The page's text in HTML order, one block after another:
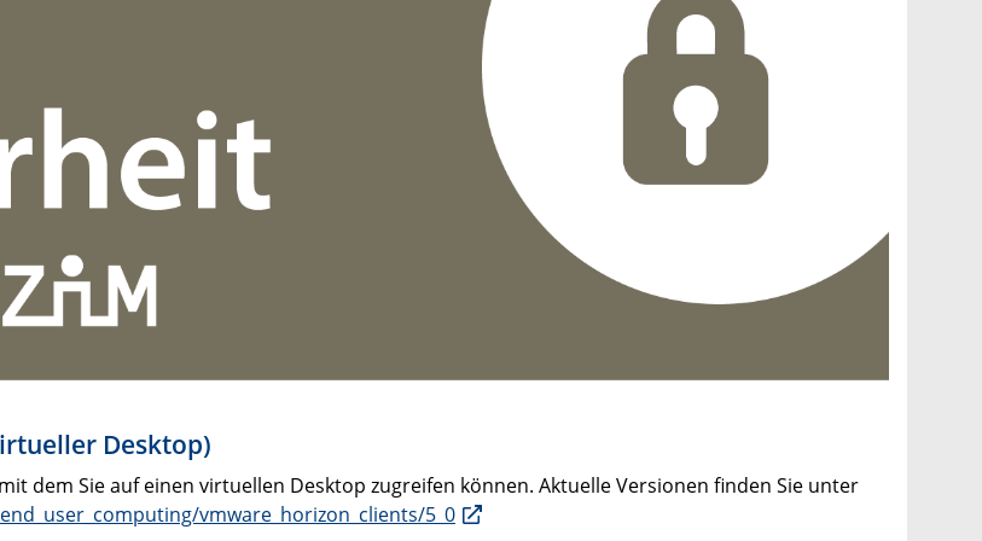
Desktop)
dem Sie auf einen virtuellen Desktop zugreifen können. Aktuelle Versionen finden Sie unter
vmware_horizon_clients/5_0